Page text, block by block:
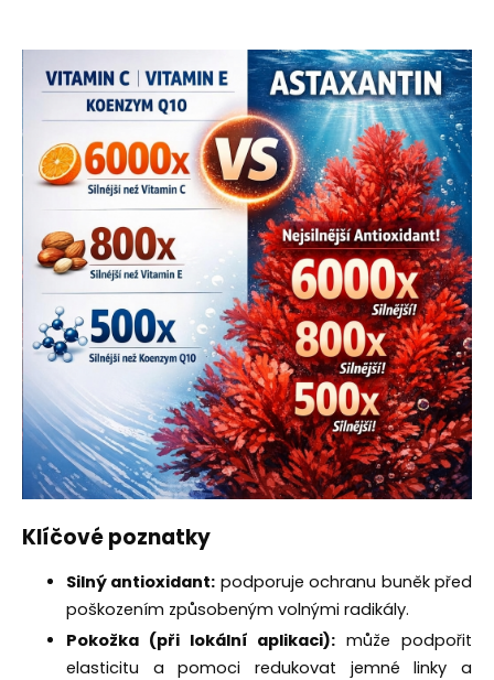
Klíčové poznatky
Silný antioxidant: podporuje ochranu buněk před
poškozením způsobeným volnými radikály.
Pokožka (při lokální aplikaci): může podpořit
elasticitu a pomoci redukovat jemné linky a